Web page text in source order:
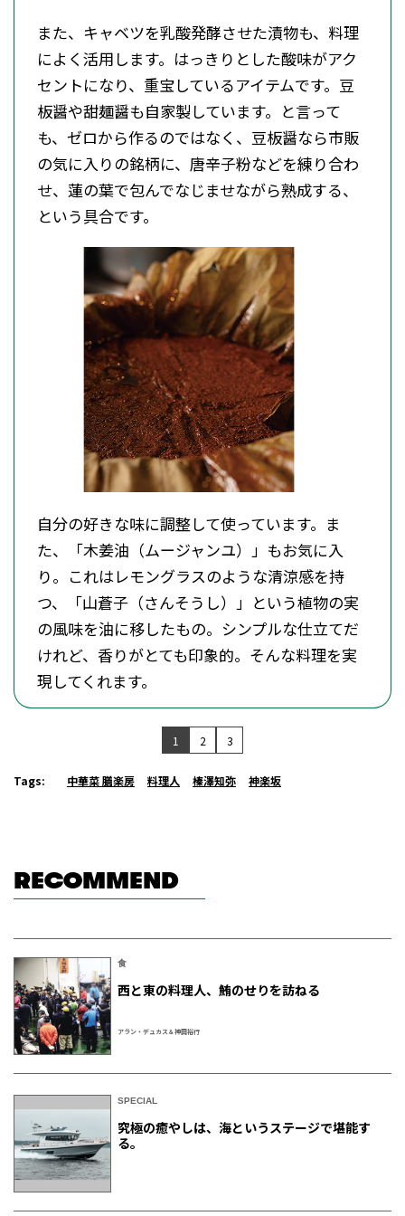
また、キャベツを乳酸発酵させた漬物も、料理
によく活用します。はっきりとした酸味がアク
セントになり、重宝しているアイテムです。豆
板醤や甜麺醤も自家製しています。と言って
も、ゼロから作るのではなく、豆板醤なら市販
の気に入りの銘柄に、唐辛子粉などを練り合わ
せ、蓮の葉で包んでなじませながら熟成する、
という具合です。
自分の好きな味に調整して使っています。ま
た、「木姜油（ムージャンユ）」もお気に入
り。これはレモングラスのような清涼感を持
つ、「山蒼子（さんそうし）」という植物の実
の風味を油に移したもの。シンプルな仕立てだ
けれど、香りがとても印象的。そんな料理を実
現してくれます。
1 2 3
Tags: 中華菜 膳楽房 料理人 榛澤知弥 神楽坂
RECOMMEND
食
西と東の料理人、鮪のせりを訪ねる
アラン・デュカス＆神田裕行
SPECIAL
究極の癒やしは、海というステージで堪能す
る。